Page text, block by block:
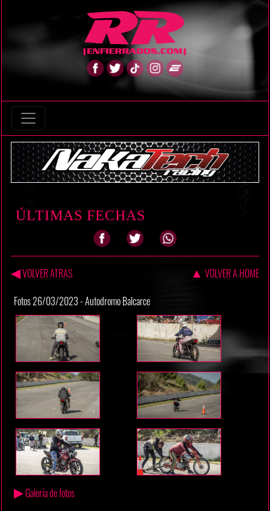
ÚLTIMAS FECHAS
◀VOLVER ATRAS ▲ VOLVER A HOME
Fotos 26/03/2023 - Autodromo Balcarce
▶Galería de fotos